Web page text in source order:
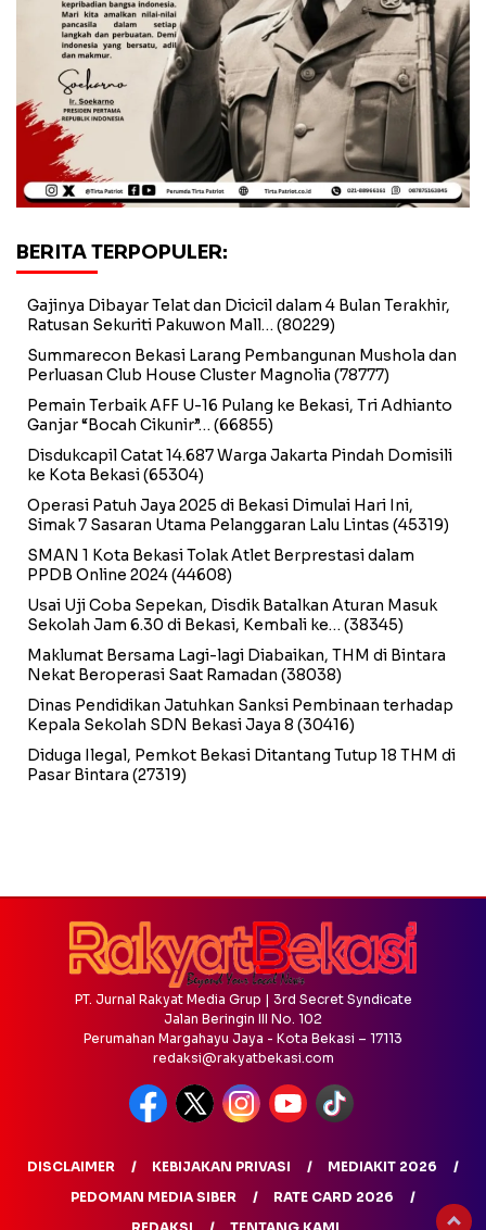
BERITA TERPOPULER:
Gajinya Dibayar Telat dan Dicicil dalam 4 Bulan Terakhir,
Ratusan Sekuriti Pakuwon Mall… (80229)
Summarecon Bekasi Larang Pembangunan Mushola dan
Perluasan Club House Cluster Magnolia (78777)
Pemain Terbaik AFF U-16 Pulang ke Bekasi, Tri Adhianto
Ganjar “Bocah Cikunir”… (66855)
Disdukcapil Catat 14.687 Warga Jakarta Pindah Domisili
ke Kota Bekasi(65304)
Operasi Patuh Jaya 2025 di Bekasi Dimulai Hari Ini,
Simak 7 Sasaran Utama Pelanggaran Lalu Lintas (45319)
SMAN 1 Kota Bekasi Tolak Atlet Berprestasi dalam
PPDB Online 2024(44608)
Usai Uji Coba Sepekan, Disdik Batalkan Aturan Masuk
Sekolah Jam 6.30 di Bekasi, Kembali ke… (38345)
Maklumat Bersama Lagi-lagi Diabaikan, THM di Bintara
Nekat Beroperasi Saat Ramadan (38038)
Dinas Pendidikan Jatuhkan Sanksi Pembinaan terhadap
Kepala Sekolah SDN Bekasi Jaya 8 (30416)
Diduga Ilegal, Pemkot Bekasi Ditantang Tutup 18 THM di
Pasar Bintara (27319)
PT. Jurnal Rakyat Media Grup | 3rd Secret Syndicate
Jalan Beringin III No. 102
Perumahan Margahayu Jaya - Kota Bekasi – 17113
redaksi@rakyatbekasi.com
DISCLAIMER KEBIJAKAN PRIVASI
MEDIAKIT 2026
PEDOMAN MEDIA SIBER
RATE CARD 2026